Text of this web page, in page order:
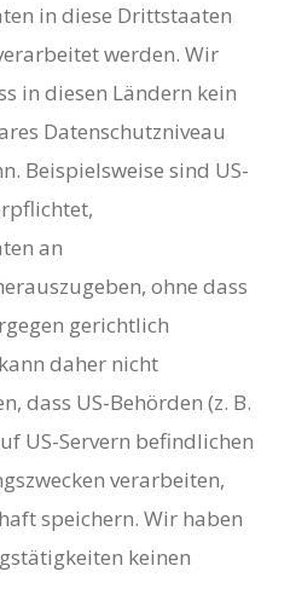
in diese Drittstaaten
werden. Wir
in diesen Ländern kein
Datenschutzniveau
Beispielsweise sind US-
an
ohne dass
gerichtlich
daher nicht
dass US-Behörden (z. B.
US-Servern befindlichen
verarbeiten,
speichern. Wir haben
keinen